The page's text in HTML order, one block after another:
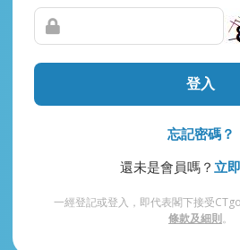
登入
忘記密碼？
還未是會員嗎？ 立
一經登記或登入，即代表閣下接受
條款及細則。